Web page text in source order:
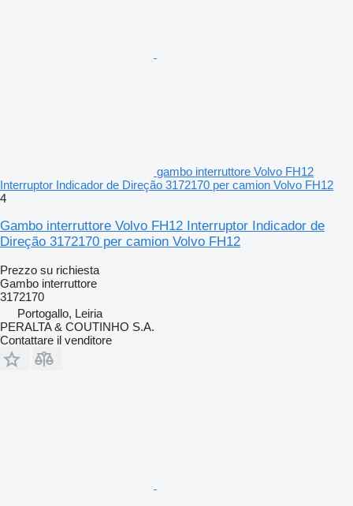
gambo interruttore Volvo FH12
Interruptor Indicador de Direção 3172170 per camion Volvo FH12
4
Gambo interruttore Volvo FH12 Interruptor Indicador de
Direção 3172170 per camion Volvo FH12
Prezzo su richiesta
Gambo interruttore
3172170
Portogallo, Leiria
PERALTA & COUTINHO S.A.
Contattare il venditore